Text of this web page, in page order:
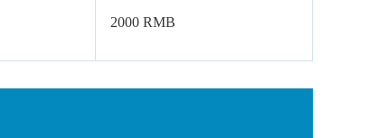
2000 RMB